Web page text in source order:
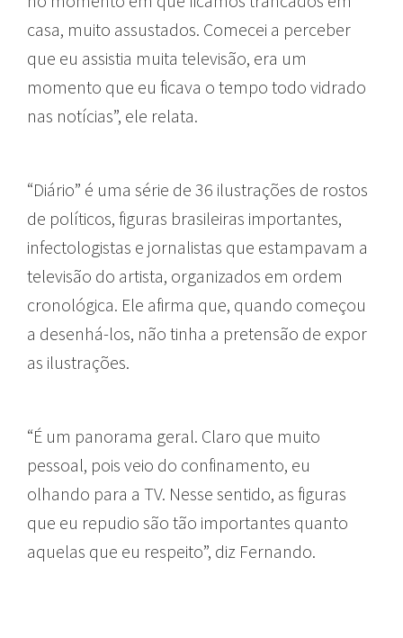
casa, muito assustados. Comecei a perceber
que eu assistia muita televisão, era um
momento que eu ficava o tempo todo vidrado
nas notícias”, ele relata.
“Diário” é uma série de 36 ilustrações de rostos
de políticos, figuras brasileiras importantes,
infectologistas e jornalistas que estampavam a
televisão do artista, organizados em ordem
cronológica. Ele afirma que, quando começou
a desenhá-los, não tinha a pretensão de expor
as ilustrações.
“É um panorama geral. Claro que muito
pessoal, pois veio do confinamento, eu
olhando para a TV. Nesse sentido, as figuras
que eu repudio são tão importantes quanto
aquelas que eu respeito”, diz Fernando.